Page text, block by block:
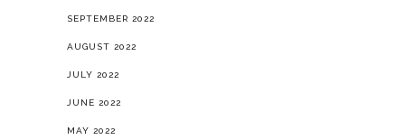
SEPTEMBER 2022
AUGUST 2022
JULY 2022
JUNE 2022
MAY 2022